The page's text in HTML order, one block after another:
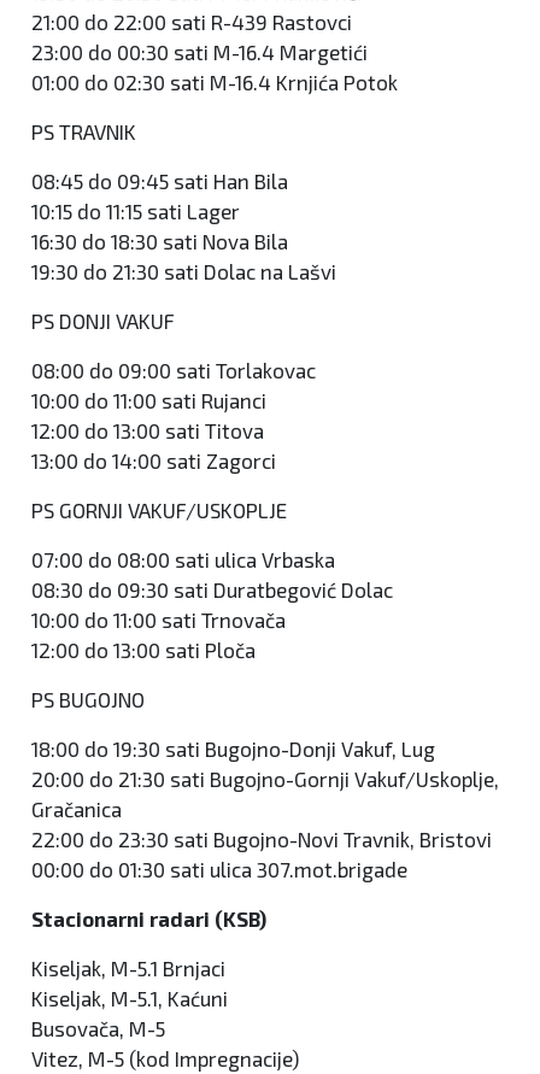
21:00 do 22:00 sati R-439 Rastovci
23:00 do 00:30 sati M-16.4 Margetići
01:00 do 02:30 sati M-16.4 Krnjića Potok
PS TRAVNIK
08:45 do 09:45 sati Han Bila
10:15 do 11:15 sati Lager
16:30 do 18:30 sati Nova Bila
19:30 do 21:30 sati Dolac na Lašvi
PS DONJI VAKUF
08:00 do 09:00 sati Torlakovac
10:00 do 11:00 sati Rujanci
12:00 do 13:00 sati Titova
13:00 do 14:00 sati Zagorci
PS GORNJI VAKUF/USKOPLJE
07:00 do 08:00 sati ulica Vrbaska
08:30 do 09:30 sati Duratbegović Dolac
10:00 do 11:00 sati Trnovača
12:00 do 13:00 sati Ploča
PS BUGOJNO
18:00 do 19:30 sati Bugojno-Donji Vakuf, Lug
20:00 do 21:30 sati Bugojno-Gornji Vakuf/Uskoplje,
Gračanica
22:00 do 23:30 sati Bugojno-Novi Travnik, Bristovi
00:00 do 01:30 sati ulica 307.mot.brigade
Stacionarni radari (KSB)
Kiseljak, M-5.1 Brnjaci
Kiseljak, M-5.1, Kaćuni
Busovača, M-5
Vitez, M-5 (kod Impregnacije)